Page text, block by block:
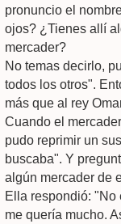
pronuncio el
ojos? ¿Tienes allí
mercader?
No temas decirlo,
todos los otros".
más que al rey
Cuando el
pudo reprimir un
buscaba". Y
algún mercader de
Ella respondió: "No
me quería mucho.